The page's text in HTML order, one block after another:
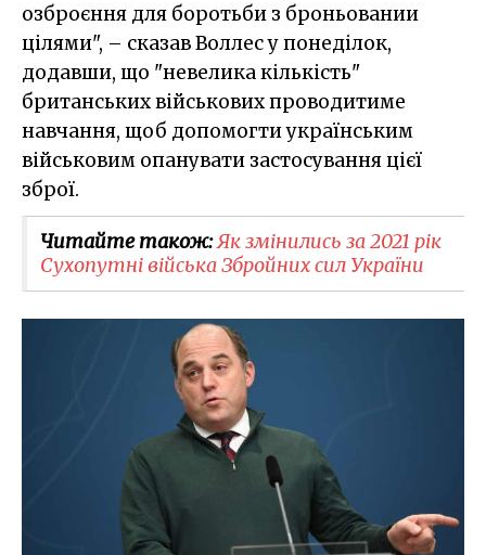
озброєння для боротьби з броньовании
цілями", – сказав Воллес у понеділок,
додавши, що "невелика кількість"
британських військових проводитиме
навчання, щоб допомогти українським
військовим опанувати застосування цієї
зброї.
Читайте також:​Як змінились за 2021 рік
Сухопутні війська Збройних сил України